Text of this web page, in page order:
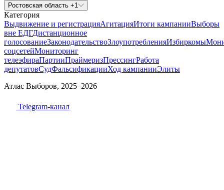
Ростовская область +1
Категория
Выдвижение и регистрацияАгитацияИтоги кампанииВыборы
вне ЕДГДистанционное
голосованиеЗаконодательствоЗлоупотребленияИзбиркомы
соцсетейМониторинг
телеэфираПартииПраймеризПрессингРабота
депутатовСудФальсификацииХод кампанииЭлиты
Атлас Выборов, 2025–2026
Telegram-канал